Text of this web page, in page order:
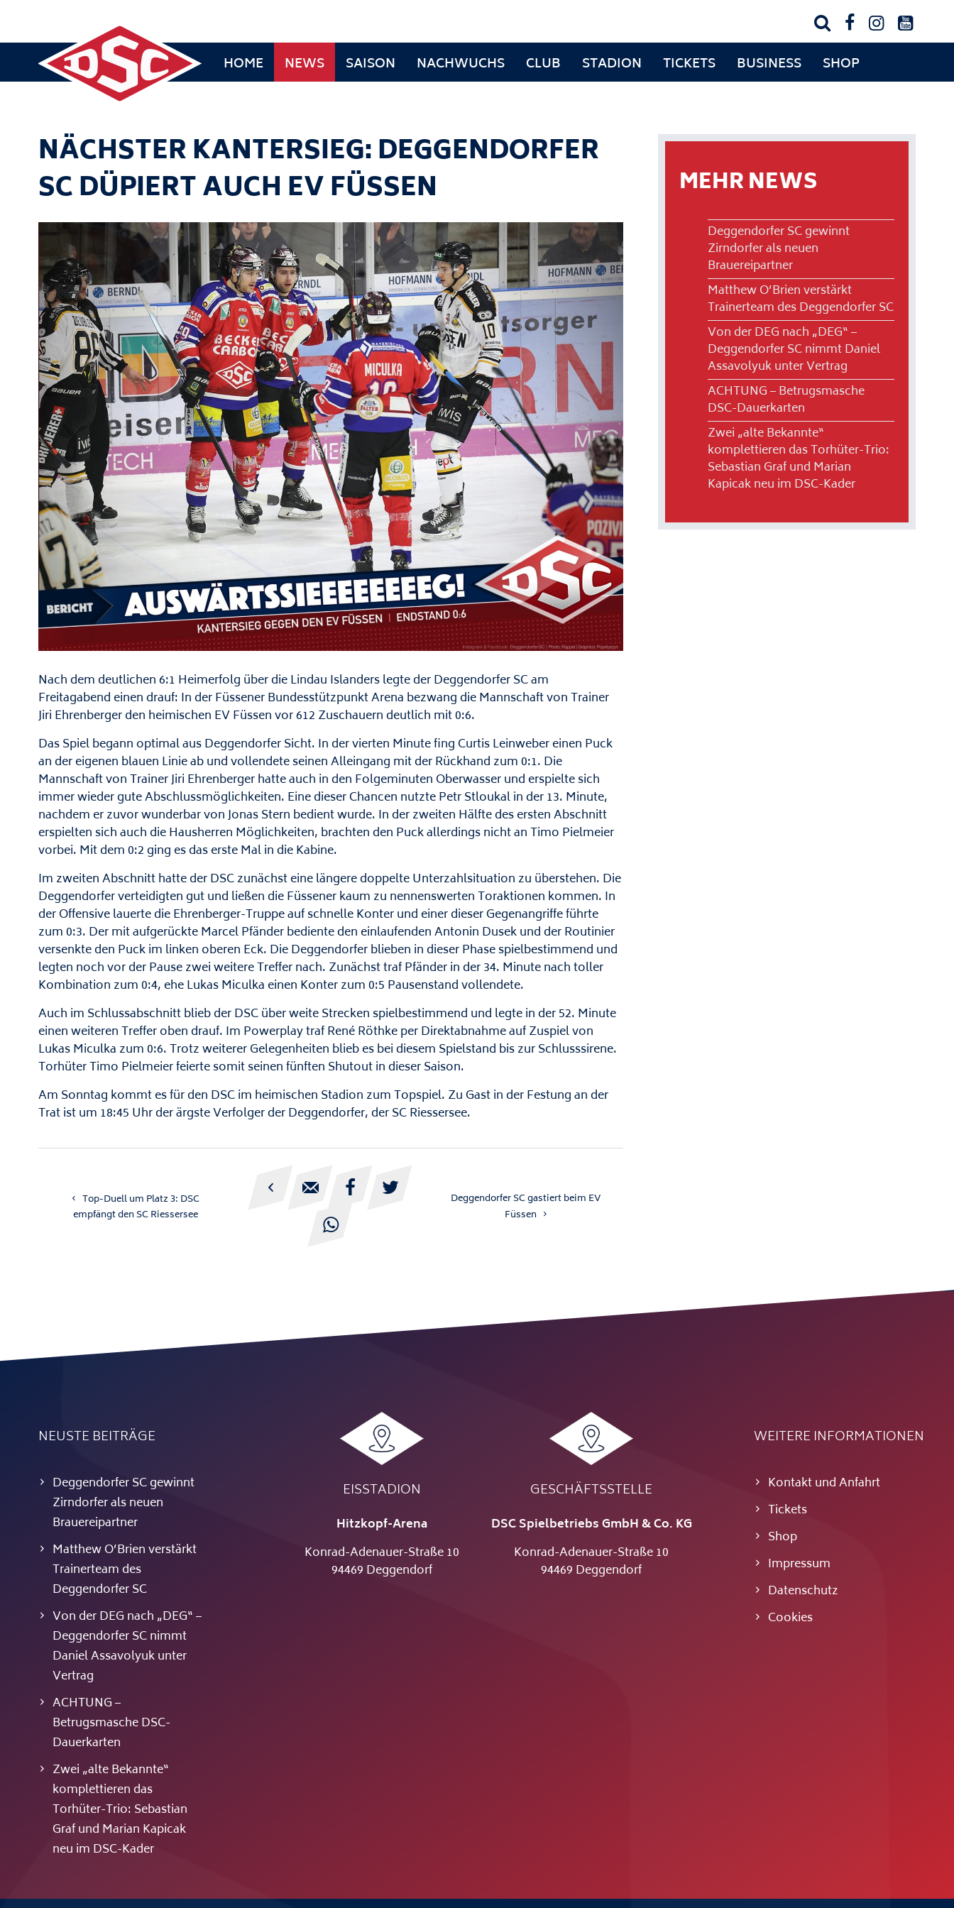
   
HOME NEWS SAISON NACHWUCHS CLUB STADION TICKETS BUSINESS SHOP
NÄCHSTER KANTERSIEG: DEGGENDORFER
SC DÜPIERT AUCH EV FÜSSEN
Nach dem deutlichen 6:1 Heimerfolg über die Lindau Islanders legte der Deggendorfer SC am
Freitagabend einen drauf: In der Füssener Bundesstützpunkt Arena bezwang die Mannschaft von Trainer
Jiri Ehrenberger den heimischen EV Füssen vor 612 Zuschauern deutlich mit 0:6.
Das Spiel begann optimal aus Deggendorfer Sicht. In der vierten Minute fing Curtis Leinweber einen Puck
an der eigenen blauen Linie ab und vollendete seinen Alleingang mit der Rückhand zum 0:1. Die
Mannschaft von Trainer Jiri Ehrenberger hatte auch in den Folgeminuten Oberwasser und erspielte sich
immer wieder gute Abschlussmöglichkeiten. Eine dieser Chancen nutzte Petr Stloukal in der 13. Minute,
nachdem er zuvor wunderbar von Jonas Stern bedient wurde. In der zweiten Hälfte des ersten Abschnitt
erspielten sich auch die Hausherren Möglichkeiten, brachten den Puck allerdings nicht an Timo Pielmeier
vorbei. Mit dem 0:2 ging es das erste Mal in die Kabine.
Im zweiten Abschnitt hatte der DSC zunächst eine längere doppelte Unterzahlsituation zu überstehen. Die
Deggendorfer verteidigten gut und ließen die Füssener kaum zu nennenswerten Toraktionen kommen. In
der Offensive lauerte die Ehrenberger-Truppe auf schnelle Konter und einer dieser Gegenangriffe führte
zum 0:3. Der mit aufgerückte Marcel Pfänder bediente den einlaufenden Antonin Dusek und der Routinier
versenkte den Puck im linken oberen Eck. Die Deggendorfer blieben in dieser Phase spielbestimmend und
legten noch vor der Pause zwei weitere Treffer nach. Zunächst traf Pfänder in der 34. Minute nach toller
Kombination zum 0:4, ehe Lukas Miculka einen Konter zum 0:5 Pausenstand vollendete.
Auch im Schlussabschnitt blieb der DSC über weite Strecken spielbestimmend und legte in der 52. Minute
einen weiteren Treffer oben drauf. Im Powerplay traf René Röthke per Direktabnahme auf Zuspiel von
Lukas Miculka zum 0:6. Trotz weiterer Gelegenheiten blieb es bei diesem Spielstand bis zur Schlusssirene.
Torhüter Timo Pielmeier feierte somit seinen fünften Shutout in dieser Saison.
Am Sonntag kommt es für den DSC im heimischen Stadion zum Topspiel. Zu Gast in der Festung an der
Trat ist um 18:45 Uhr der ärgste Verfolger der Deggendorfer, der SC Riessersee.
Top-Duell um Platz 3: DSC
empfängt den SC Riessersee
  


Deggendorfer SC gastiert beim EV
Füssen
MEHR NEWS
Deggendorfer SC gewinnt
Zirndorfer als neuen
Brauereipartner
Matthew O’Brien verstärkt
Trainerteam des Deggendorfer SC
Von der DEG nach „DEG“ –
Deggendorfer SC nimmt Daniel
Assavolyuk unter Vertrag
ACHTUNG – Betrugsmasche
DSC-Dauerkarten
Zwei „alte Bekannte“
komplettieren das Torhüter-Trio:
Sebastian Graf und Marian
Kapicak neu im DSC-Kader
NEUSTE BEITRÄGE
Deggendorfer SC gewinnt
Zirndorfer als neuen
Brauereipartner
Matthew O’Brien verstärkt
Trainerteam des
Deggendorfer SC
Von der DEG nach „DEG“ –
Deggendorfer SC nimmt
Daniel Assavolyuk unter
Vertrag
ACHTUNG –
Betrugsmasche DSC-
Dauerkarten
Zwei „alte Bekannte“
komplettieren das
Torhüter-Trio: Sebastian
Graf und Marian Kapicak
neu im DSC-Kader
EISSTADION
Hitzkopf-Arena
Konrad-Adenauer-Straße 10
94469 Deggendorf
GESCHÄFTSSTELLE
DSC Spielbetriebs GmbH & Co. KG
Konrad-Adenauer-Straße 10
94469 Deggendorf
WEITERE INFORMATIONEN
Kontakt und Anfahrt
Tickets
Shop
Impressum
Datenschutz
Cookies